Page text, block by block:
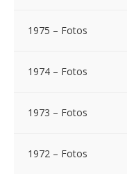
1975 – Fotos
1974 – Fotos
1973 – Fotos
1972 – Fotos